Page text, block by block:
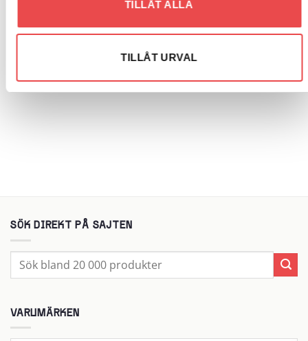
TILLÅT ALLA
TILLÅT URVAL
Spacers 4×98 nav 58 bredd 5
1 230kr
LÄGG TILL I VARUKORG
SÖK DIREKT PÅ SAJTEN
efter:
VARUMÄRKEN